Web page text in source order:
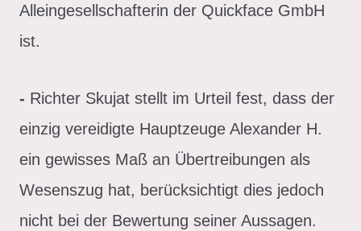
Alleingesellschafterin der Quickface GmbH
ist.
- Richter Skujat stellt im Urteil fest, dass der
einzig vereidigte Hauptzeuge Alexander H.
ein gewisses Maß an Übertreibungen als
Wesenszug hat, berücksichtigt dies jedoch
nicht bei der Bewertung seiner Aussagen.